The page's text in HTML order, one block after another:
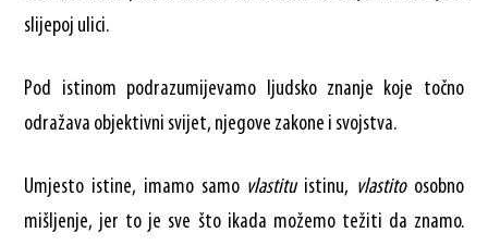
slijepoj ulici.
Pod istinom podrazumijevamo ljudsko znanje koje točno
odražava objektivni svijet, njegove zakone i svojstva.
Umjesto istine, imamo samo vlastituistinu, vlastito osobno
mišljenje, jer to je sve što ikada možemo težiti da znamo.